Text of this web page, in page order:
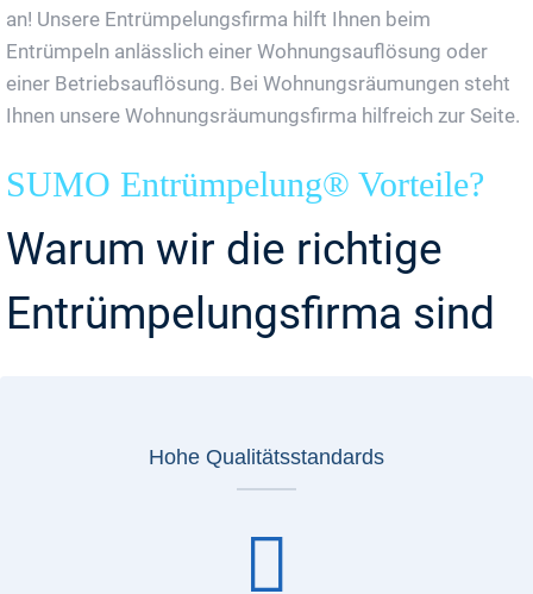
an! Unsere Entrümpelungsfirma hilft Ihnen beim
Entrümpeln anlässlich einer Wohnungsauflösung oder
einer Betriebsauflösung. Bei Wohnungsräumungen steht
Ihnen unsere Wohnungsräumungsfirma hilfreich zur Seite.
SUMO Entrümpelung® Vorteile?
Warum wir die richtige
Entrümpelungsfirma sind
Hohe Qualitätsstandards